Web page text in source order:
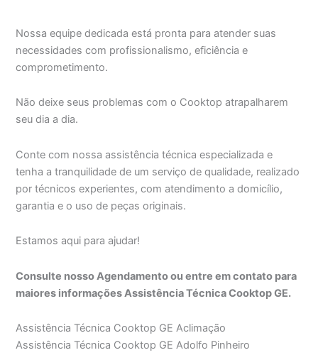
Nossa equipe dedicada está pronta para atender suas
necessidades com profissionalismo, eficiência e
comprometimento.
Não deixe seus problemas com o Cooktop atrapalharem
seu dia a dia.
Conte com nossa assistência técnica especializada e
tenha a tranquilidade de um serviço de qualidade, realizado
por técnicos experientes, com atendimento a domicílio,
garantia e o uso de peças originais.
Estamos aqui para ajudar!
Consulte nosso Agendamento ou entre em contato para
maiores informações Assistência Técnica Cooktop GE.
Assistência Técnica Cooktop GE Aclimação
Assistência Técnica Cooktop GE Adolfo Pinheiro